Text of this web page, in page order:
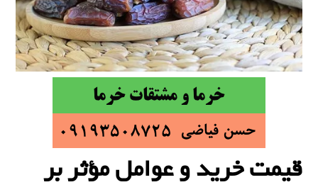
قیمت خرید و عوامل مؤثر بر